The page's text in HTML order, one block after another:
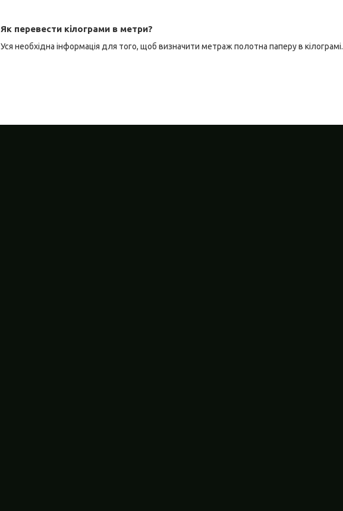
Як перевести кілограми в метри?
Уся необхідна інформація для того, щоб визначити метраж полотна паперу в кілограмі.